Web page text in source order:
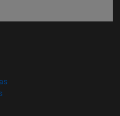
ventana)
(abre en nueva ventana)
(abre en nueva ventana)